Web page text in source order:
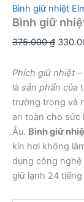
Bình giữ nhiệt
Bình giữ
375.000₫ Giá
là:
Phích giữ nhiệt
là sản phẩn của
trường trong và
an toàn cho sức
Âu. Bình giữ
kín hơi không
dụng công
giữ lạnh 24 tiếng